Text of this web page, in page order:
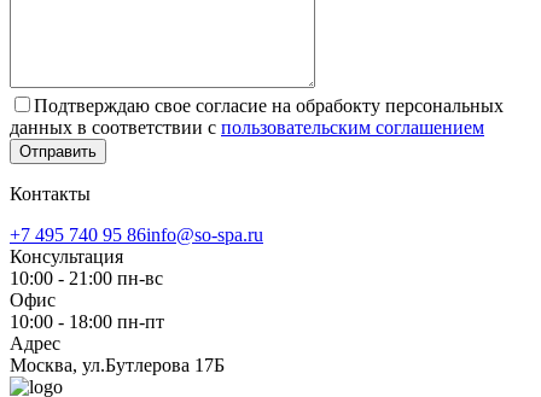
Подтверждаю свое согласие на обрабокту персональных
данных в соответствии с пользовательским соглашением
Отправить
Контакты
+7 495 740 95 86info@so-spa.ru
Консультация
10:00 - 21:00 пн-вс
Офис
10:00 - 18:00 пн-пт
Адрес
Москва, ул.Бутлерова 17Б